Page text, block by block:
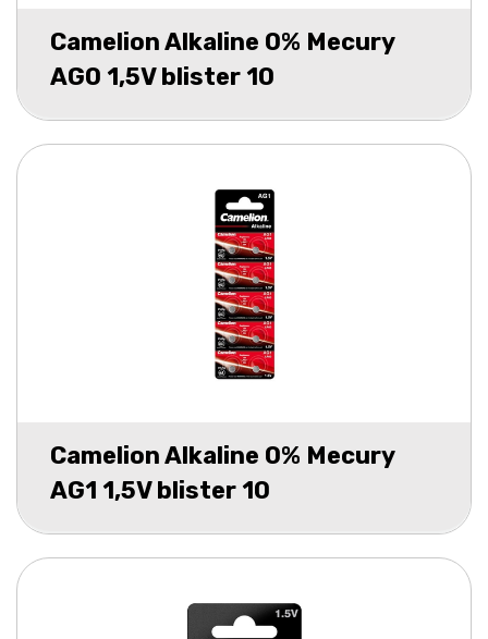
Camelion Alkaline 0% Mecury
AG0 1,5V blister 10
Camelion Alkaline 0% Mecury
AG1 1,5V blister 10